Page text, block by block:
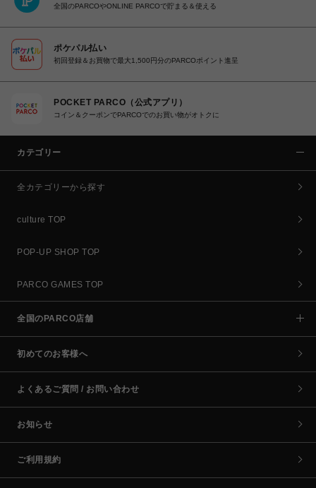
全国のPARCOやONLINE PARCOで貯まる＆使える
ポケパル払い
初回登録＆お買物で最大1,500円分のPARCOポイント進呈
POCKET PARCO（公式アプリ）
コイン＆クーポンでPARCOでのお買い物がオトクに
カテゴリー
全カテゴリーから探す
culture TOP
POP-UP SHOP TOP
PARCO GAMES TOP
全国のPARCO店舗
初めてのお客様へ
よくあるご質問 / お問い合わせ
お知らせ
ご利用規約